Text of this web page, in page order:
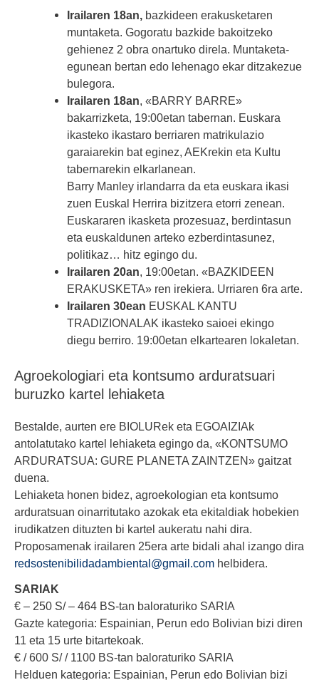
Irailaren 18an,bazkideen erakusketaren
muntaketa. Gogoratu bazkide bakoitzeko
gehienez 2 obra onartuko direla. Muntaketa-
egunean bertan edo lehenago ekar ditzakezue
bulegora.
Irailaren 18an, «BARRY BARRE»
bakarrizketa, 19:00etan tabernan. Euskara
ikasteko ikastaro berriaren matrikulazio
garaiarekin bat eginez, AEKrekin eta Kultu
tabernarekin elkarlanean.
Barry Manley irlandarra da eta euskara ikasi
zuen Euskal Herrira bizitzera etorri zenean.
Euskararen ikasketa prozesuaz, berdintasun
eta euskaldunen arteko ezberdintasunez,
politikaz… hitz egingo du.
Irailaren 20an, 19:00etan. «BAZKIDEEN
ERAKUSKETA» ren irekiera. Urriaren 6ra arte.
Irailaren 30ean EUSKAL KANTU
TRADIZIONALAK ikasteko saioei ekingo
diegu berriro. 19:00etan elkartearen lokaletan.
Agroekologiari eta kontsumo arduratsuari
buruzko kartel lehiaketa
Bestalde, aurten ere BIOLURek eta EGOAIZIAk
antolatutako kartel lehiaketa egingo da, «KONTSUMO
ARDURATSUA: GURE PLANETA ZAINTZEN» gaitzat
duena.
Lehiaketa honen bidez, agroekologian eta kontsumo
arduratsuan oinarritutako azokak eta ekitaldiak hobekien
irudikatzen dituzten bi kartel aukeratu nahi dira.
Proposamenak irailaren 25era arte bidali ahal izango dira
redsostenibilidadambiental@gmail.com helbidera.
SARIAK
€ – 250 S/ – 464 BS-tan baloraturiko SARIA
Gazte kategoria: Espainian, Perun edo Bolivian bizi diren
11 eta 15 urte bitartekoak.
€ / 600 S/ / 1100 BS-tan baloraturiko SARIA
Helduen kategoria: Espainian, Perun edo Bolivian bizi